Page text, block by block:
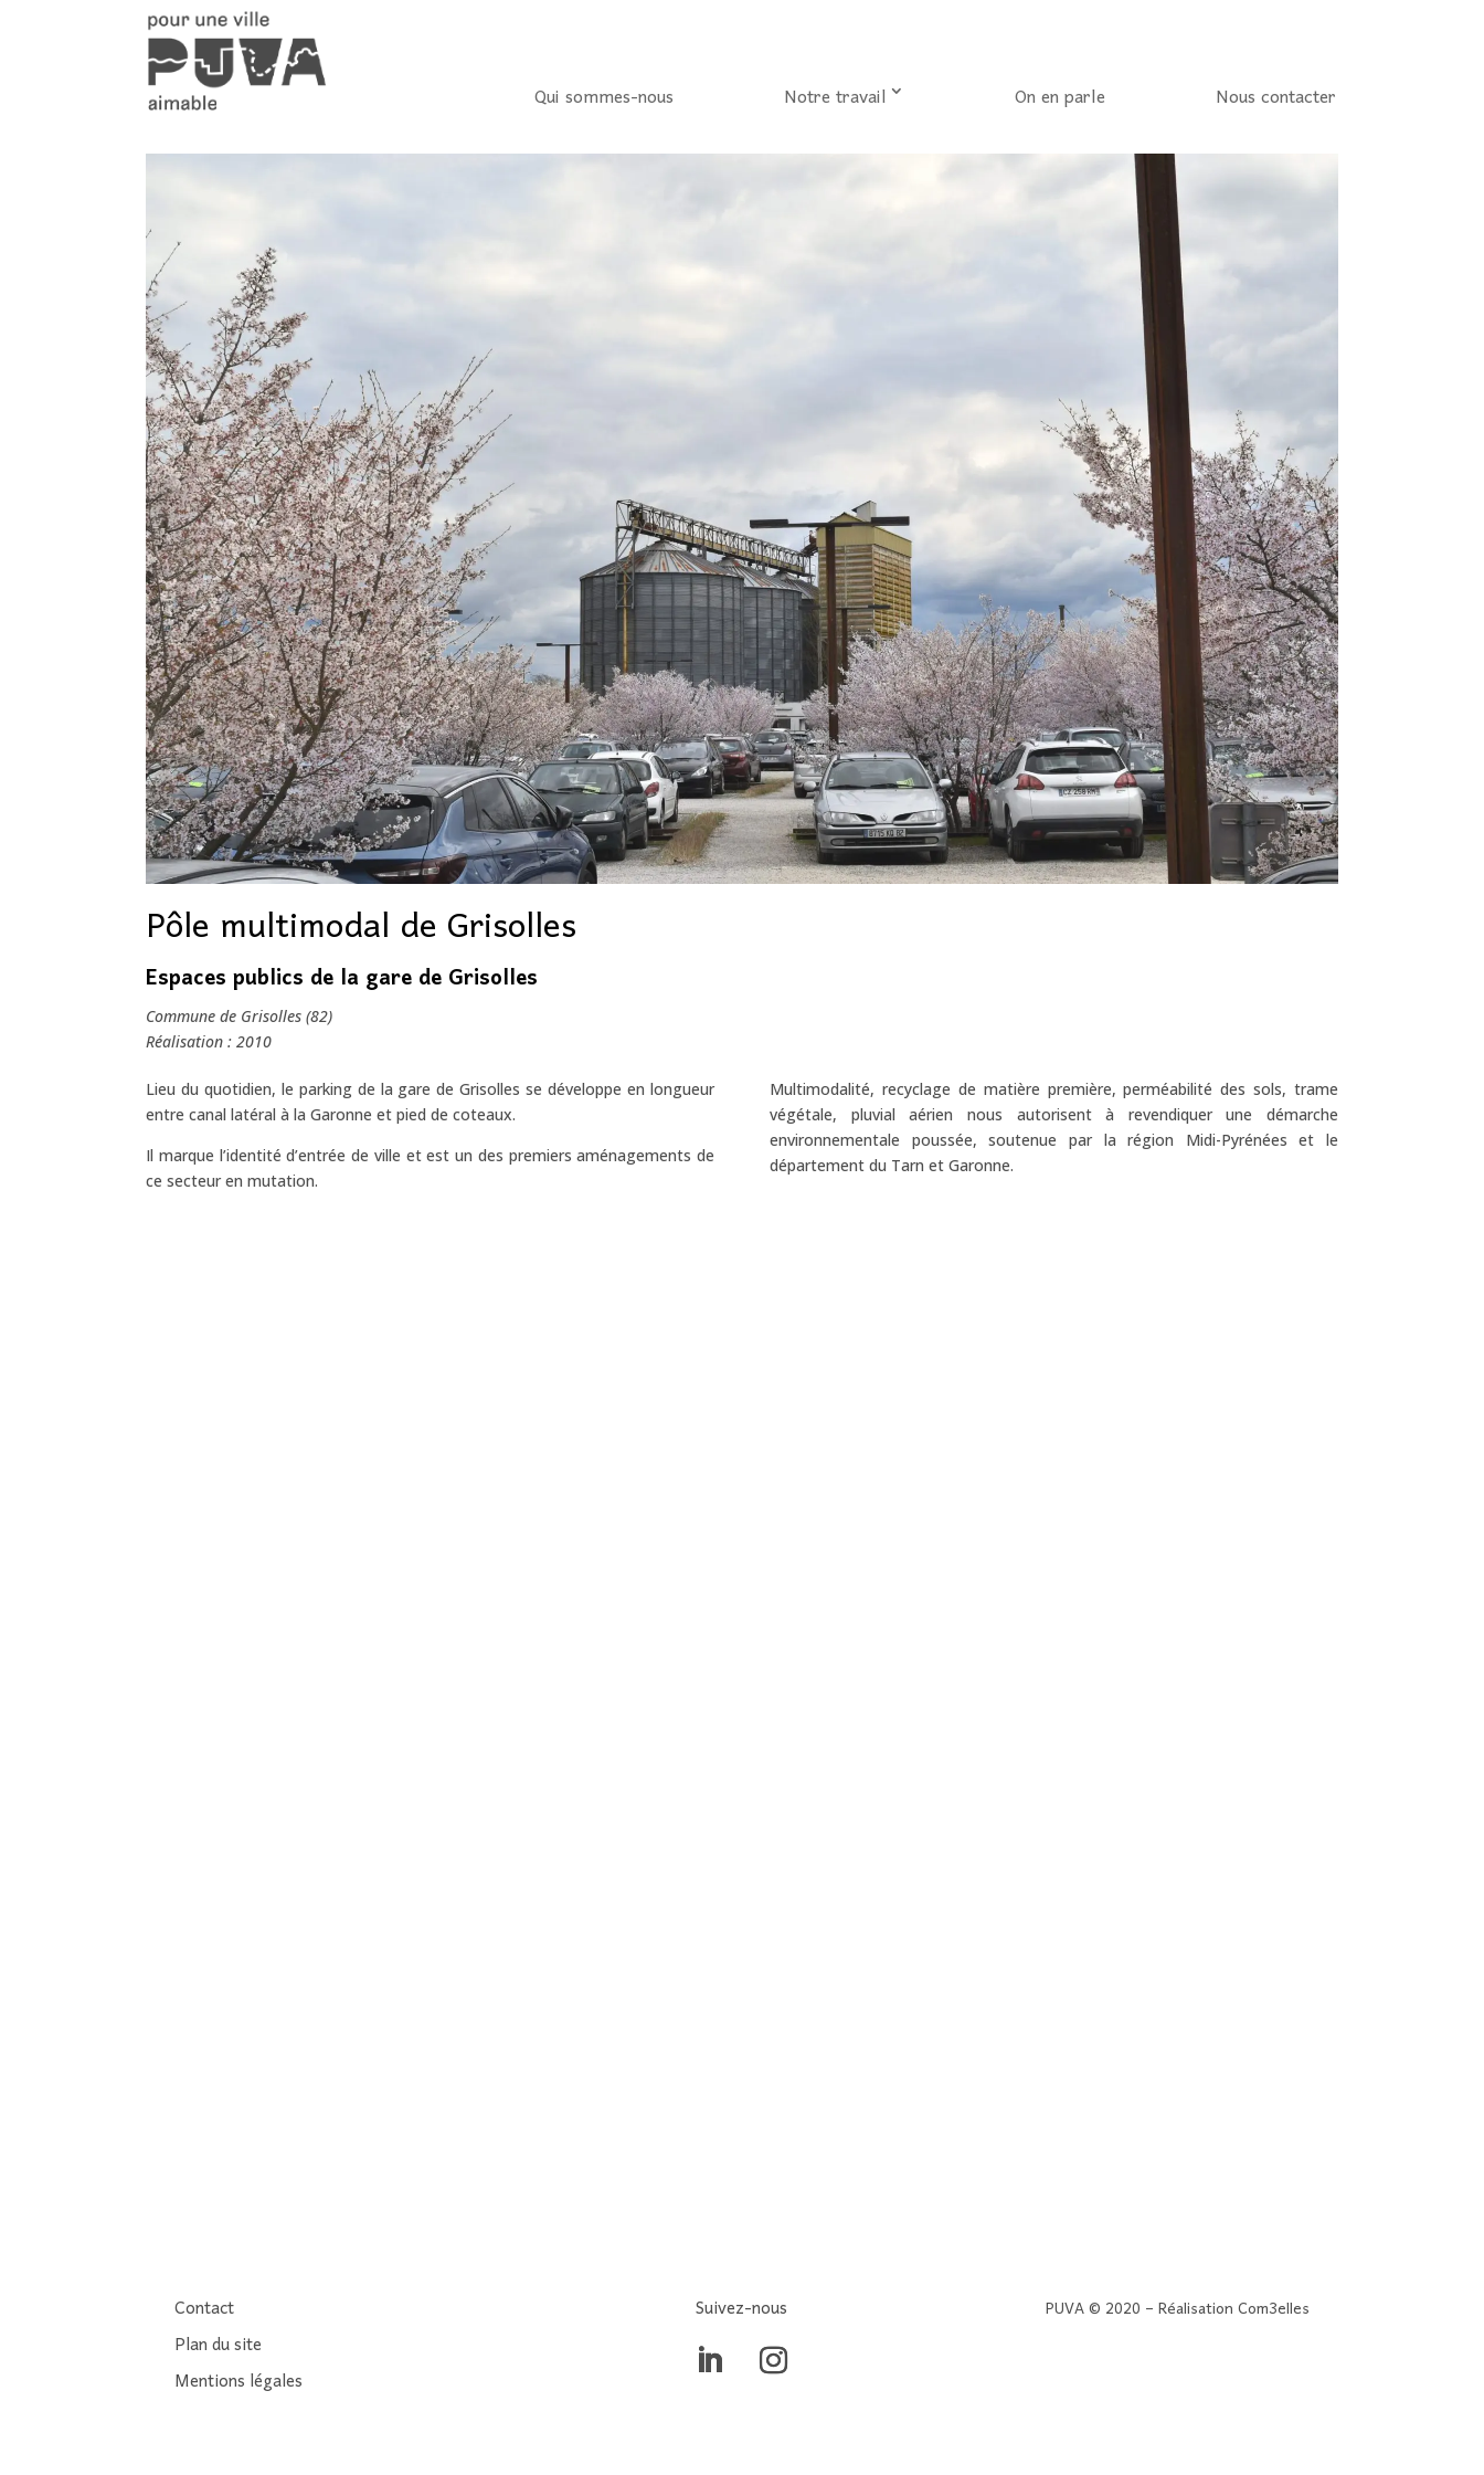
Qui sommes-nous Notre travail On en parle Nous contacter
Pôle multimodal de Grisolles
Espaces publics de la gare de Grisolles
Commune de Grisolles (82)
Réalisation : 2010
Lieu du quotidien, le parking de la gare de Grisolles se développe en longueur
entre canal latéral à la Garonne et pied de coteaux.
Il marque l’identité d’entrée de ville et est un des premiers aménagements de
ce secteur en mutation.
Multimodalité, recyclage de matière première, perméabilité des sols, trame
végétale, pluvial aérien nous autorisent à revendiquer une démarche
environnementale poussée, soutenue par la région Midi-Pyrénées et le
département du Tarn et Garonne.
Contact
Plan du site
Mentions légales
Suivez-nous PUVA © 2020 – Réalisation Com3elles